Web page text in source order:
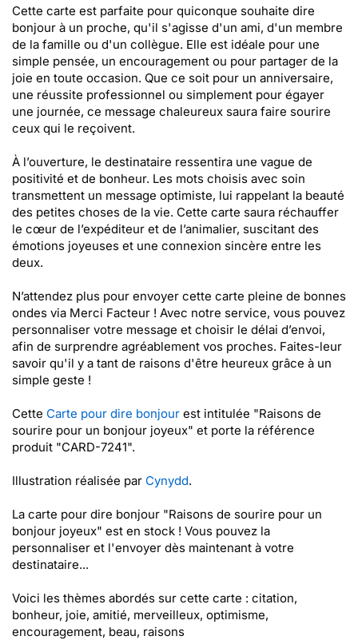
Cette carte est parfaite pour quiconque souhaite dire
bonjour à un proche, qu'il s'agisse d'un ami, d'un membre
de la famille ou d'un collègue. Elle est idéale pour une
simple pensée, un encouragement ou pour partager de la
joie en toute occasion. Que ce soit pour un anniversaire,
une réussite professionnel ou simplement pour égayer
une journée, ce message chaleureux saura faire sourire
ceux qui le reçoivent.
À l’ouverture, le destinataire ressentira une vague de
positivité et de bonheur. Les mots choisis avec soin
transmettent un message optimiste, lui rappelant la beauté
des petites choses de la vie. Cette carte saura réchauffer
le cœur de l’expéditeur et de l’animalier, suscitant des
émotions joyeuses et une connexion sincère entre les
deux.
N’attendez plus pour envoyer cette carte pleine de bonnes
ondes via Merci Facteur ! Avec notre service, vous pouvez
personnaliser votre message et choisir le délai d’envoi,
afin de surprendre agréablement vos proches. Faites-leur
savoir qu'il y a tant de raisons d'être heureux grâce à un
simple geste !
Cette Carte pour dire bonjour est intitulée "Raisons de
sourire pour un bonjour joyeux" et porte la référence
produit "CARD-7241".
Illustration réalisée par Cynydd.
La carte pour dire bonjour "Raisons de sourire pour un
bonjour joyeux" est en stock ! Vous pouvez la
personnaliser et l'envoyer dès maintenant à votre
destinataire...
Voici les thèmes abordés sur cette carte : citation,
bonheur, joie, amitié, merveilleux, optimisme,
encouragement, beau, raisons